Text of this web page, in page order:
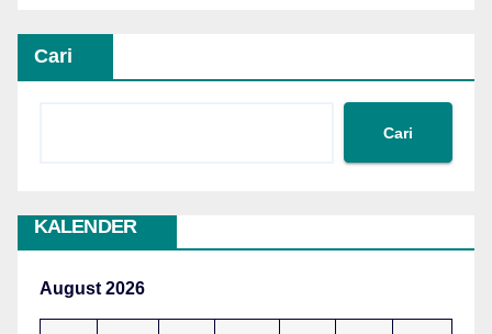
Cari
Cari
KALENDER
August 2026